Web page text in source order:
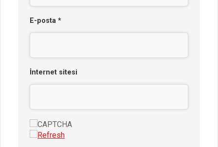
E-posta *
İnternet sitesi